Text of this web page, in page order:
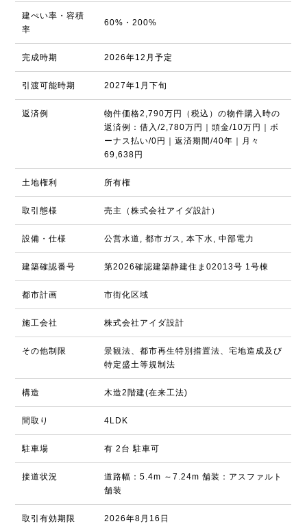
建ぺい率・容積
率
60%・200%
完成時期 2026年12月予定
引渡可能時期 2027年1月下旬
返済例
物件価格2,790万円（税込）の物件購入時の
返済例：借入/2,780万円｜頭金/10万円｜ボ
ーナス払い/0円｜返済期間/40年｜月々
69,638円
土地権利 所有権
取引態様 売主（株式会社アイダ設計）
設備・仕様 公営水道, 都市ガス, 本下水, 中部電力
建築確認番号 第2026確認建築静建住ま02013号 1号棟
都市計画 市街化区域
施工会社 株式会社アイダ設計
その他制限
景観法、都市再生特別措置法、宅地造成及び
特定盛土等規制法
構造 木造2階建(在来工法)
間取り 4LDK
駐車場 有 2台 駐車可
接道状況
道路幅：5.4m ～7.24m 舗装：アスファルト
舗装
取引有効期限 2026年8月16日